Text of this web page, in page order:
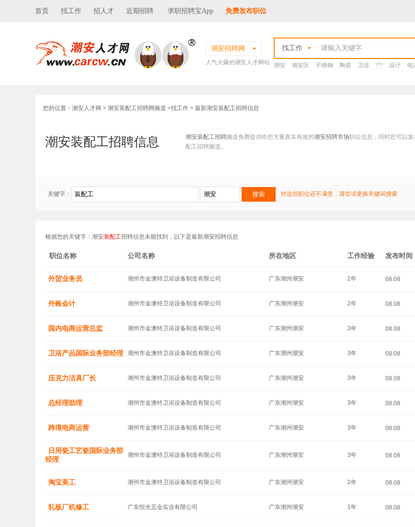
首页 找工作 招人才 近期招聘 求职招聘宝App 免费发布职位
潮安招聘网
人气火爆的潮安人才网站
找工作
潮安 潮安区 不锈钢 陶瓷 卫浴 ??? 设计 电
您的位置： 潮安人才网 > 潮安装配工招聘网频道 >找工作 > 最新潮安装配工招聘信息
潮安装配工招聘信息 潮安装配工招聘频道免费提供给您大量真实有效的潮安招聘市场职位信息，同时您可以发
配工招聘频道。
关键字： 对这些职位还不满意，请尝试更换关键词搜索
根据您的关键字：潮安装配工招聘信息未能找到，以下是最新潮安招聘信息
职位名称 公司名称 所在地区 工作经验 发布时间
外贸业务员 潮州市金澳特卫浴设备制造有限公司 广东潮州潮安 2年 08.08
外账会计 潮州市金澳特卫浴设备制造有限公司 广东潮州潮安 2年 08.08
国内电商运营总监 潮州市金澳特卫浴设备制造有限公司 广东潮州潮安 3年 08.08
卫浴产品国际业务部经理 潮州市金澳特卫浴设备制造有限公司 广东潮州潮安 3年 08.08
压克力洁具厂长 潮州市金澳特卫浴设备制造有限公司 广东潮州潮安 3年 08.08
总经理助理 潮州市金澳特卫浴设备制造有限公司 广东潮州潮安 3年 08.08
跨境电商运营 潮州市金澳特卫浴设备制造有限公司 广东潮州潮安 3年 08.08
日用瓷工艺瓷国际业务部
经理
潮州市金澳特卫浴设备制造有限公司 广东潮州潮安 3年 08.08
淘宝美工 潮州市金澳特卫浴设备制造有限公司 广东潮州潮安 2年 08.08
轧板厂机修工 广东恒光五金实业有限公司 广东潮州潮安 1年 08.08